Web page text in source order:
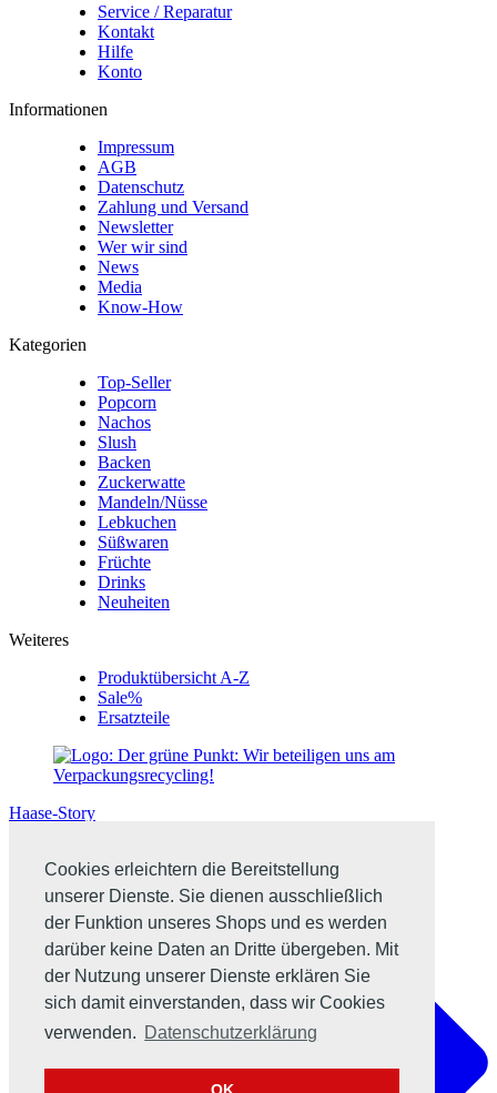
Cookies erleichtern die Bereitstellung
unserer Dienste. Sie dienen ausschließlich
der Funktion unseres Shops und es werden
darüber keine Daten an Dritte übergeben. Mit
der Nutzung unserer Dienste erklären Sie
sich damit einverstanden, dass wir Cookies
verwenden. Datenschutzerklärung
Service / Reparatur
Kontakt
Hilfe
Konto
Informationen
Impressum
AGB
Datenschutz
Zahlung und Versand
Newsletter
Wer wir sind
News
Media
Know-How
Kategorien
Top-Seller
Popcorn
Nachos
Slush
Backen
Zuckerwatte
Mandeln/Nüsse
Lebkuchen
Süßwaren
Früchte
Drinks
Neuheiten
Weiteres
Produktübersicht A-Z
Sale%
Ersatzteile
Haase-Story